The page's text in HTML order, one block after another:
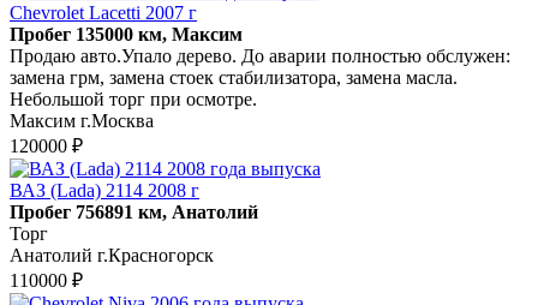
Chevrolet Lacetti 2007 г
Пробег 135000 км, Максим
Продаю авто.Упало дерево. До аварии полностью обслужен:
замена грм, замена стоек стабилизатора, замена масла.
Небольшой торг при осмотре.
Максим г.Москва
120000 ₽
ВАЗ (Lada) 2114 2008 г
Пробег 756891 км, Анатолий
Торг
Анатолий г.Красногорск
110000 ₽